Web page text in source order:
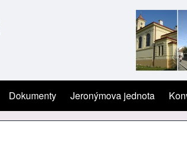
Dokumenty Jeronýmova jednota